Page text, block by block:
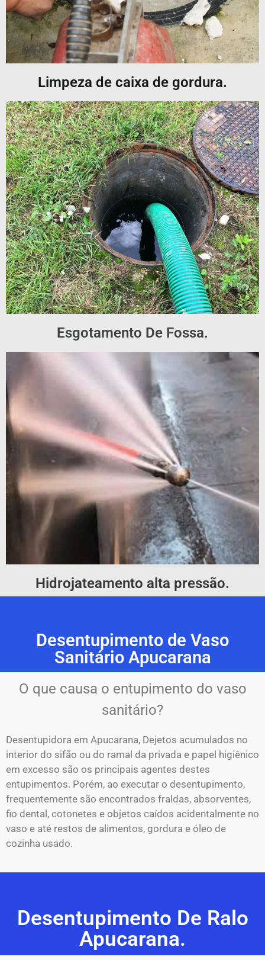
Limpeza de caixa de gordura.
Esgotamento De Fossa.
Hidrojateamento alta pressão.
Desentupimento de Vaso
Sanitário Apucarana
O que causa o entupimento do vaso
sanitário?
Desentupidora em Apucarana, Dejetos acumulados no
interior do sifão ou do ramal da privada e papel higiênico
em excesso são os principais agentes destes
entupimentos. Porém, ao executar o desentupimento,
frequentemente são encontrados fraldas, absorventes,
fio dental, cotonetes e objetos caídos acidentalmente no
vaso e até restos de alimentos, gordura e óleo de
cozinha usado.
Desentupimento De Ralo
Apucarana.